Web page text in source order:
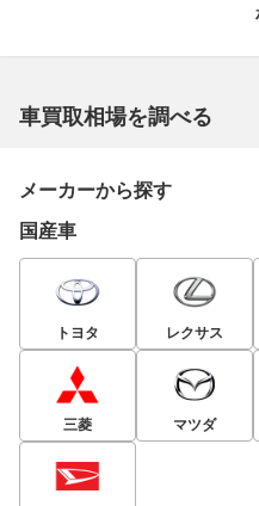
車買取相場を調べる
メーカーから探す
国産車
トヨタ レクサス
三菱 マツダ